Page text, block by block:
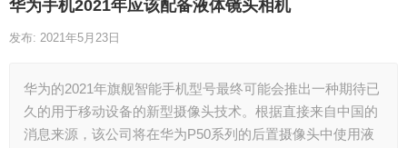
华为手机2021年应该配备液体镜头相机
发布: 2021年5月23日
华为的2021年旗舰智能手机型号最终可能会推出一种期待已
久的用于移动设备的新型摄像头技术。根据直接来自中国的
消息来源，该公司将在华为P50系列的后置摄像头中使用液